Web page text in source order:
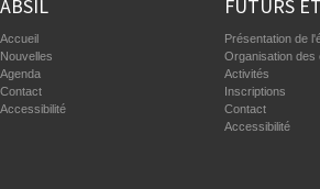
ABSIL
Accueil
Nouvelles
Agenda
Contact
Accessibilité
FUTURS
Présentation de
Organisation des
Activités
Inscriptions
Contact
Accessibilité